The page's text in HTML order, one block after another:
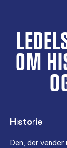
OM
Historie
Den, der